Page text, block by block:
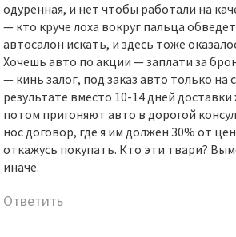
одуренная, и нет чтобы работали на
— кто круче лоха вокруг пальца
автосалон искать, и здесь тоже
Хочешь авто по акции — заплати за
— кинь залог, под заказ авто только на
результате вместо 10-14 дней
потом пригоняют авто в дорогой
нос договор, где я им должен 30% от
откажусь покупать. Кто эти твари?
иначе.
Ответить